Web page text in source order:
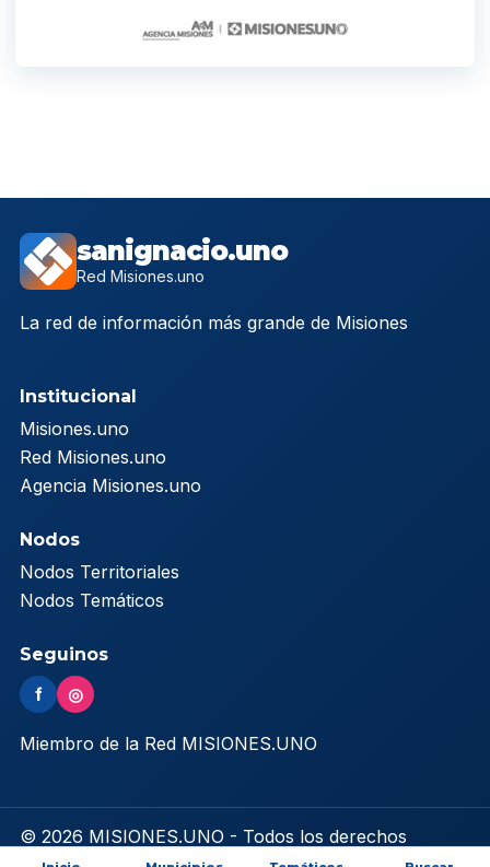
sanignacio.uno
Red Misiones.uno
La red de información más grande de Misiones
Institucional
Misiones.uno
Red Misiones.uno
Agencia Misiones.uno
Nodos
Nodos Territoriales
Nodos Temáticos
Seguinos
f ◎
Miembro de la Red MISIONES.UNO
© 2026 MISIONES.UNO - Todos los derechos
reservados